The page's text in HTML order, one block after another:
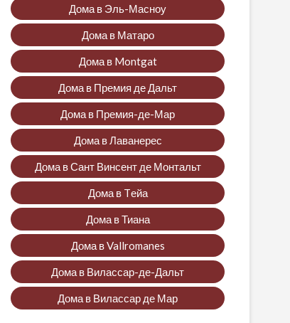
Дома в Эль-Масноу
Дома в Матаро
Дома в Montgat
Дома в Премия де Дальт
Дома в Премия-де-Мар
Дома в Лаванерес
Дома в Сант Винсент де Монтальт
Дома в Tейа
Дома в Тиана
Дома в Vallromanes
Дома в Вилассар-де-Дальт
Дома в Вилассар де Мар